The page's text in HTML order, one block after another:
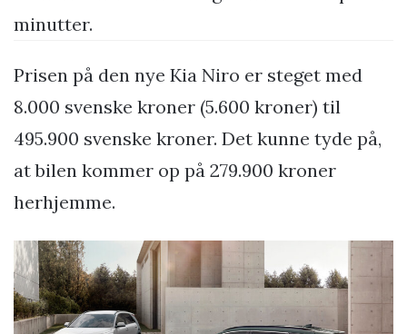
minutter.
Prisen på den nye Kia Niro er steget med
8.000 svenske kroner (5.600 kroner) til
495.900 svenske kroner. Det kunne tyde på,
at bilen kommer op på 279.900 kroner
herhjemme.